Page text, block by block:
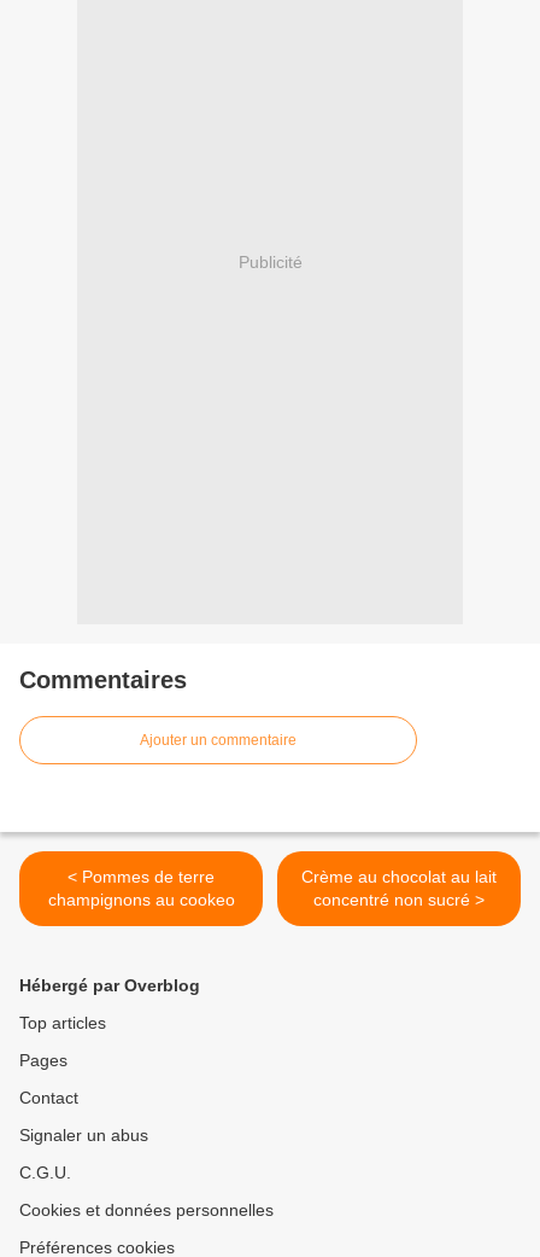
Publicité
Commentaires
Ajouter un commentaire
< Pommes de terre
champignons au cookeo
Crème au chocolat au lait
concentré non sucré >
Hébergé par Overblog
Top articles
Pages
Contact
Signaler un abus
C.G.U.
Cookies et données personnelles
Préférences cookies